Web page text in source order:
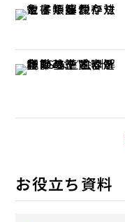
お役立ち資料